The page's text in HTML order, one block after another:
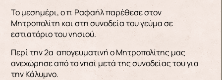
Το μεσημέρι, ο π. Ραφαήλ παρέθεσε στον
Μητροπολίτη και στη συνοδεία του γεύμα σε
εστιατόριο του νησιού.
Περί την 2α απογευματινή ο Μητροπολίτης μας
ανεχώρησε από το νησί μετά της συνοδείας του για
την Κάλυμνο.